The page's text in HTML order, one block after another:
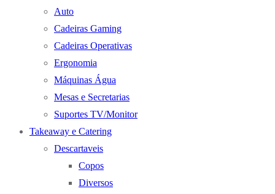
Auto
Cadeiras Gaming
Cadeiras Operativas
Ergonomia
Máquinas Água
Mesas e Secretarias
Suportes TV/Monitor
Takeaway e Catering
Descartaveis
Copos
Diversos